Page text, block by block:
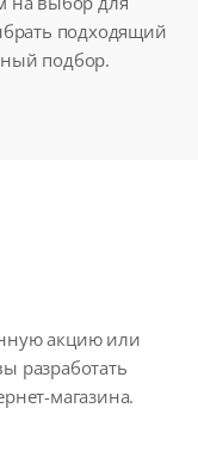
подходящий
подбор.
акцию или
разработать
магазина.